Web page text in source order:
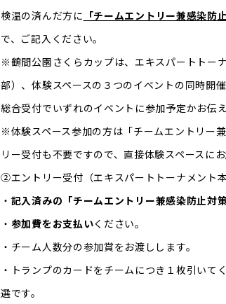
検温の済んだ方に 「チームエントリー兼感染防
で、ご記入ください。
※鶴間公園さくらカップは、エキスパートトー
部）、体験スペースの３つのイベントの同時開催
総合受付でいずれのイベントに参加予定かお伝
※体験スペース参加の方は「チームエントリー
リー受付も不要ですので、直接体験スペースにお
②エントリー受付（エキスパートトーナメント
・ 記入済みの「チームエントリー兼感染防止対策
・ 参加費をお支払いください。
・チーム人数分の参加賞をお渡しします。
・トランプのカードをチームにつき１枚引い
選です。